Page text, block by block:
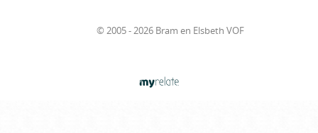
© 2005 - 2026 Bram en Elsbeth VOF